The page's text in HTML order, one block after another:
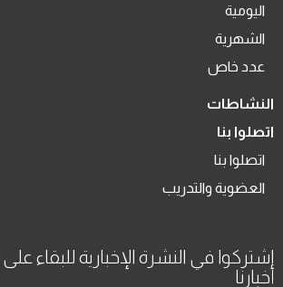
اليومية
الشهرية
عدد خاص
النشاطات
اتصلوا بنا
اتصلوا بنا
العضوية والتدريب
اشتركوا في النشرة الإخبارية للبقاء
أخبارنا